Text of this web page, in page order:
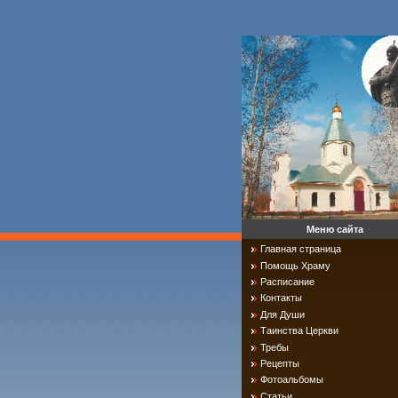
Меню сайта
Главная страница
Помощь Храму
Расписание
Контакты
Для Души
Таинства Церкви
Требы
Рецепты
Фотоальбомы